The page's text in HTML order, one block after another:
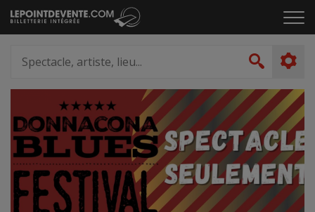
Passer
au
le
artiste,
lieu...